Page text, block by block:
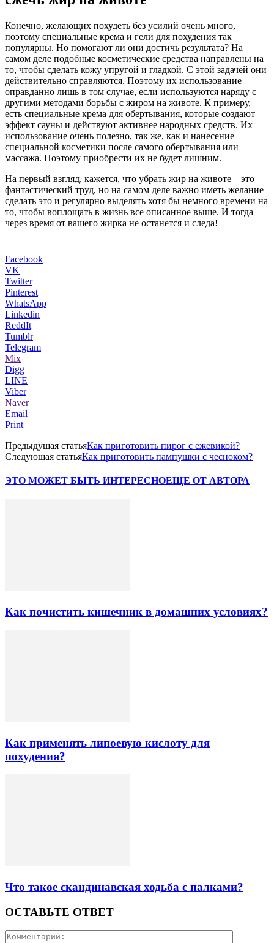
Конечно, желающих похудеть без усилий очень много,
поэтому специальные крема и гели для похудения так
популярны. Но помогают ли они достичь результата? На
самом деле подобные косметические средства направлены на
то, чтобы сделать кожу упругой и гладкой. С этой задачей они
действительно справляются. Поэтому их использование
оправданно лишь в том случае, если используются наряду с
другими методами борьбы с жиром на животе. К примеру,
есть специальные крема для обертывания, которые создают
эффект сауны и действуют активнее народных средств. Их
использование очень полезно, так же, как и нанесение
специальной косметики после самого обертывания или
массажа. Поэтому приобрести их не будет лишним.
На первый взгляд, кажется, что убрать жир на животе – это
фантастический труд, но на самом деле важно иметь желание
сделать это и регулярно выделять хотя бы немного времени на
то, чтобы воплощать в жизнь все описанное выше. И тогда
через время от вашего жирка не останется и следа!
Facebook
VK
Twitter
Pinterest
WhatsApp
Linkedin
ReddIt
Tumblr
Telegram
Mix
Digg
LINE
Viber
Naver
Email
Print
Предыдущая статьяКак приготовить пирог с ежевикой?
Следующая статьяКак приготовить пампушки с чесноком?
ЭТО МОЖЕТ БЫТЬ ИНТЕРЕСНОЕЩЕ ОТ АВТОРА
Как почистить кишечник в домашних условиях?
Как применять липоевую кислоту для
похудения?
Что такое скандинавская ходьба с палками?
ОСТАВЬТЕ ОТВЕТ